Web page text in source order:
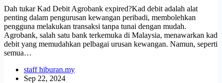
Dah tukar Kad Debit Agrobank expired?Kad debit adalah alat
penting dalam pengurusan kewangan peribadi, membolehkan
pengguna melakukan transaksi tanpa tunai dengan mudah.
Agrobank, salah satu bank terkemuka di Malaysia, menawarkan kad
debit yang memudahkan pelbagai urusan kewangan. Namun, seperti
semua…
staff hiburan.my
Sep 22, 2024